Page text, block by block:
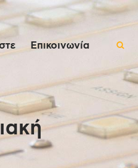
Επικοινωνία